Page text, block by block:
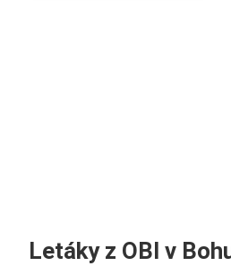
Letáky z OBI v